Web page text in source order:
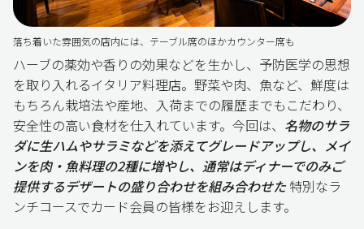
落ち着いた雰囲気の店内には、テーブル席のほかカウンター席も
ハーブの薬効や香りの効果などを生かし、予防医学の思想
を取り入れるイタリア料理店。野菜や肉、魚など、鮮度は
もちろん栽培法や産地、入荷までの履歴までもこだわり、
安全性の高い食材を仕入れています。今回は、 名物のサラ
ダに生ハムやサラミなどを添えてグレードアップし、メイ
ンを肉・魚料理の2種に増やし、通常はディナーでのみご
提供するデザートの盛り合わせを組み合わせた特別なラ
ンチコースでカード会員の皆様をお迎えします。